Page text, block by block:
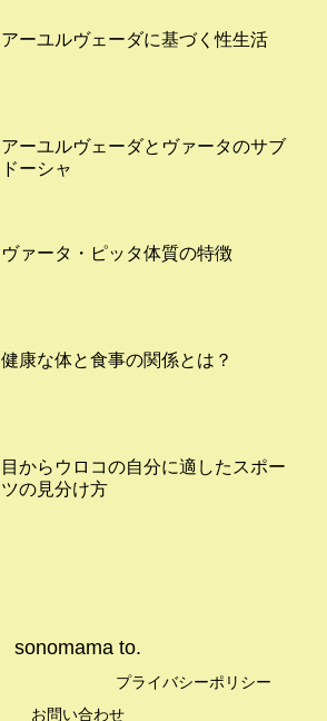
アーユルヴェーダに基づく性生活
アーユルヴェーダとヴァータのサブ
ドーシャ
ヴァータ・ピッタ体質の特徴
健康な体と食事の関係とは？
目からウロコの自分に適したスポー
ツの見分け方
sonomama to.
プライバシーポリシー
お問い合わせ